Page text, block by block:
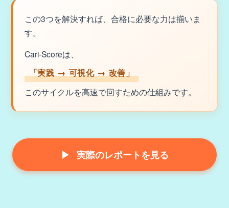
この3つを解決すれば、合格に必要な力は揃いま
す。
Cari-Scoreは、
「実践 → 可視化 → 改善」
このサイクルを高速で回すための仕組みです。
▶ 実際のレポートを見る